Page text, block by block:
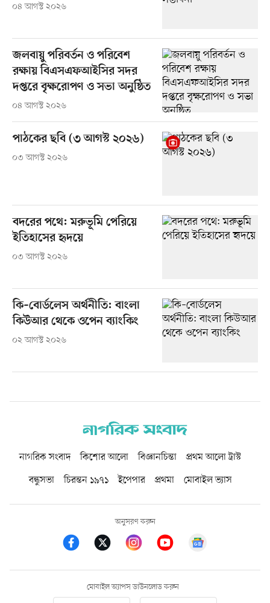
০৪ আগস্ট ২০২৬
জলবায়ু পরিবর্তন ও পরিবেশ
রক্ষায় বিএসএফআইসির সদর
দপ্তরে বৃক্ষরোপণ ও সভা অনুষ্ঠিত
০৪ আগস্ট ২০২৬
পাঠকের ছবি (৩ আগস্ট ২০২৬)
০৩ আগস্ট ২০২৬
বদরের পথে: মরুভূমি পেরিয়ে
ইতিহাসের হৃদয়ে
০৩ আগস্ট ২০২৬
কি–বোর্ডলেস অর্থনীতি: বাংলা
কিউআর থেকে ওপেন ব্যাংকিং
০২ আগস্ট ২০২৬
নাগরিক সংবাদ কিশোর আলো বিজ্ঞানচিন্তা
প্রথম আলো ট্রাস্ট
বন্ধুসভা
চিরন্তন ১৯৭১ ইপেপার প্রথমা মোবাইল ভ্যাস
অনুসরণ করুন
মোবাইল অ্যাপস ডাউনলোড করুন